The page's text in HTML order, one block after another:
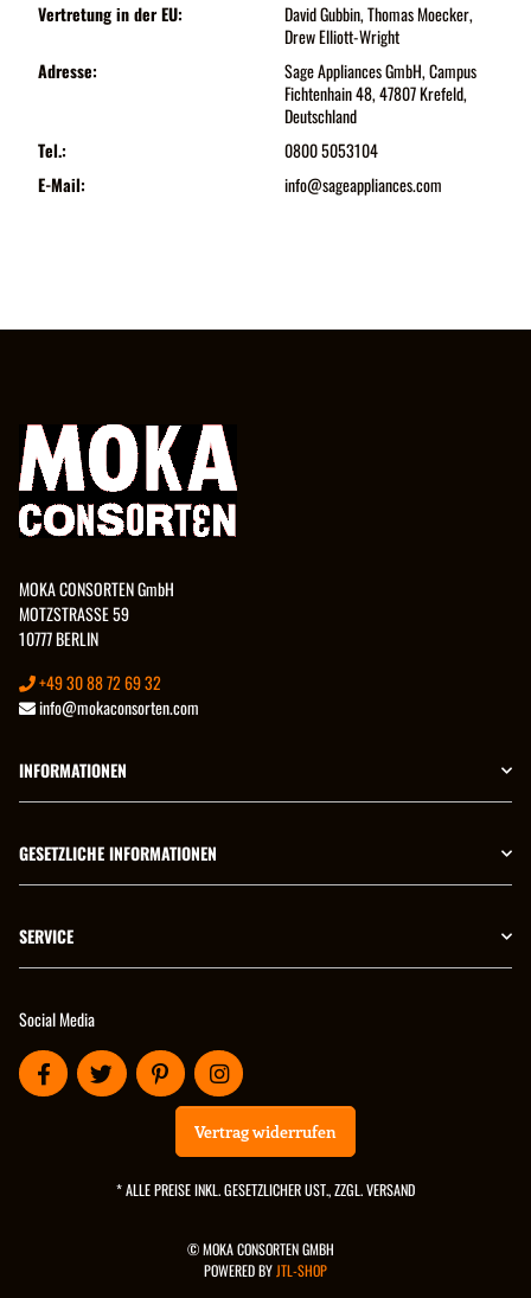
Vertretung in der EU:
David Gubbin, Thomas Moecker,
Drew Elliott-Wright
Adresse:
Sage Appliances GmbH, Campus
Fichtenhain 48, 47807 Krefeld,
Deutschland
Tel.:
0800 5053104
E-Mail:
info@sageappliances.com
MOKA CONSORTEN GmbH
MOTZSTRASSE 59
10777 BERLIN
+49 30 88 72 69 32
info@mokaconsorten.com
INFORMATIONEN
GESETZLICHE INFORMATIONEN
SERVICE
Social Media
Vertrag widerrufen
* ALLE PREISE INKL. GESETZLICHER UST., ZZGL.VERSAND
© MOKA CONSORTEN GMBH
POWERED BY JTL-SHOP